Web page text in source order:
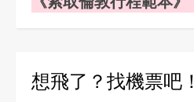
想飛了？找機票吧！